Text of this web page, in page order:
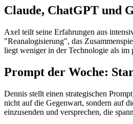
Claude, ChatGPT und
Axel teilt seine Erfahrungen aus
"Reanalogisierung", das
liegt weniger in der Technologie als
Prompt der Woche:
Dennis stellt einen strategischen
nicht auf die Gegenwart, sondern auf
einzusenden und versprechen, die